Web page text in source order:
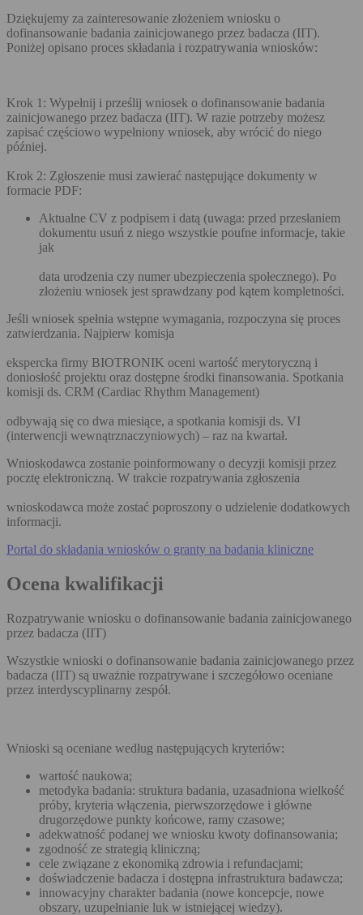
Dziękujemy za zainteresowanie złożeniem wniosku o
dofinansowanie badania zainicjowanego przez badacza (IIT).
Poniżej opisano proces składania i rozpatrywania wniosków:
Krok 1: Wypełnij i prześlij wniosek o dofinansowanie badania
zainicjowanego przez badacza (IIT). W razie potrzeby możesz
zapisać częściowo wypełniony wniosek, aby wrócić do niego
później.
Krok 2: Zgłoszenie musi zawierać następujące dokumenty w
formacie PDF:
Aktualne CV z podpisem i datą (uwaga: przed przesłaniem
dokumentu usuń z niego wszystkie poufne informacje, takie
jak
data urodzenia czy numer ubezpieczenia społecznego). Po
złożeniu wniosek jest sprawdzany pod kątem kompletności.
Jeśli wniosek spełnia wstępne wymagania, rozpoczyna się proces
zatwierdzania. Najpierw komisja
ekspercka firmy BIOTRONIK oceni wartość merytoryczną i
doniosłość projektu oraz dostępne środki finansowania. Spotkania
komisji ds. CRM (Cardiac Rhythm Management)
odbywają się co dwa miesiące, a spotkania komisji ds. VI
(interwencji wewnątrznaczyniowych) – raz na kwartał.
Wnioskodawca zostanie poinformowany o decyzji komisji przez
pocztę elektroniczną. W trakcie rozpatrywania zgłoszenia
wnioskodawca może zostać poproszony o udzielenie dodatkowych
informacji.
Portal do składania wniosków o granty na badania kliniczne
Ocena kwalifikacji
Rozpatrywanie wniosku o dofinansowanie badania zainicjowanego
przez badacza (IIT)
Wszystkie wnioski o dofinansowanie badania zainicjowanego przez
badacza (IIT) są uważnie rozpatrywane i szczegółowo oceniane
przez interdyscyplinarny zespół.
Wnioski są oceniane według następujących kryteriów:
wartość naukowa;
metodyka badania: struktura badania, uzasadniona wielkość
próby, kryteria włączenia, pierwszorzędowe i główne
drugorzędowe punkty końcowe, ramy czasowe;
adekwatność podanej we wniosku kwoty dofinansowania;
zgodność ze strategią kliniczną;
cele związane z ekonomiką zdrowia i refundacjami;
doświadczenie badacza i dostępna infrastruktura badawcza;
innowacyjny charakter badania (nowe koncepcje, nowe
obszary, uzupełnianie luk w istniejącej wiedzy).